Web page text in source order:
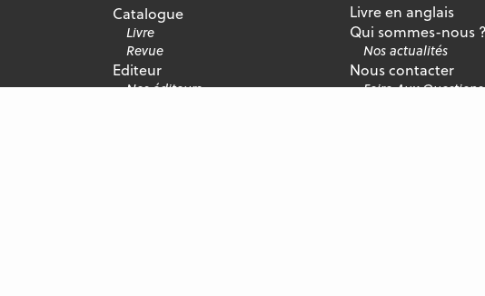
Catalogue
Livre
Revue
Editeur
Nos éditeurs
Livre en anglais
Qui sommes-nous ?
Nos actualités
Nous contacter
Foire Aux Questions